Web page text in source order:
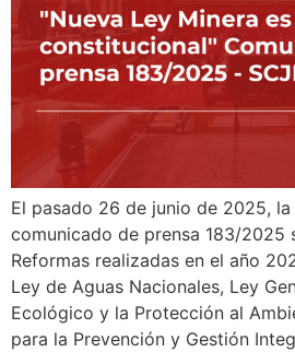
El pasado 26 de junio de 2025,
comunicado de prensa 183/2025
Reformas realizadas en el año
Ley de Aguas Nacionales, Ley
Ecológico y la Protección al
para la Prevención y Gestión